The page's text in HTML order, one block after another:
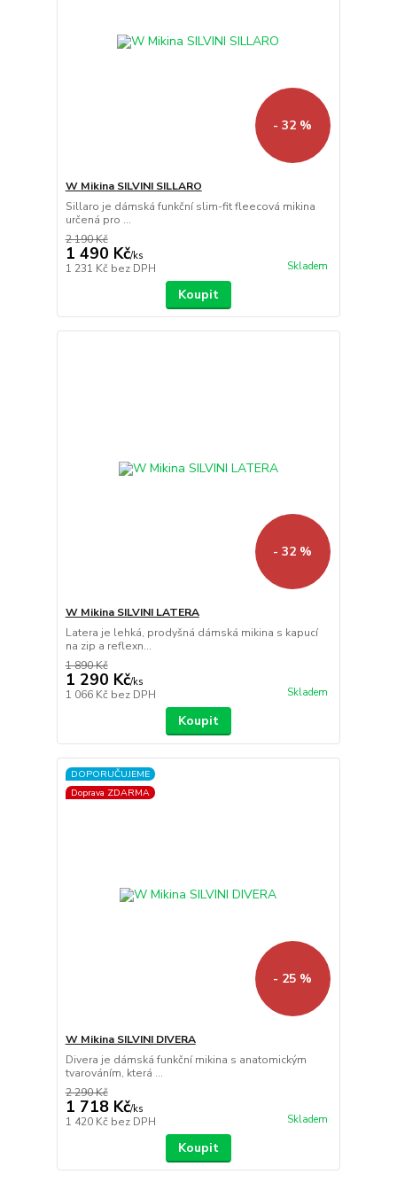
- 32 %
W Mikina SILVINI SILLARO
Sillaro je dámská funkční slim-fit fleecová mikina
určená pro ...
2 190 Kč
1 490 Kč/ks
1 231 Kč bez DPH Skladem
Koupit
- 32 %
W Mikina SILVINI LATERA
Latera je lehká, prodyšná dámská mikina s kapucí
na zip a reflexn...
1 890 Kč
1 290 Kč/ks
1 066 Kč bez DPH Skladem
Koupit
DOPORUČUJEME
Doprava ZDARMA
- 25 %
W Mikina SILVINI DIVERA
Divera je dámská funkční mikina s anatomickým
tvarováním, která ...
2 290 Kč
1 718 Kč/ks
1 420 Kč bez DPH Skladem
Koupit